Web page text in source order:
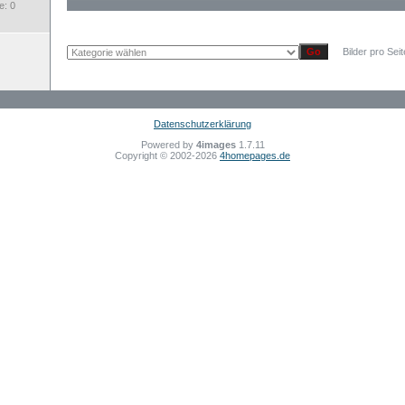
0
Bilder pro
Datenschutzerklärung
Powered by 4images1.7.11
Copyright © 2002-2026 4homepages.de